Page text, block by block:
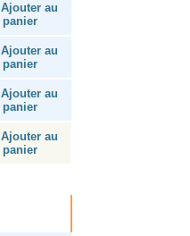
Ajouter au
panier
Ajouter au
panier
Ajouter au
panier
Ajouter au
panier